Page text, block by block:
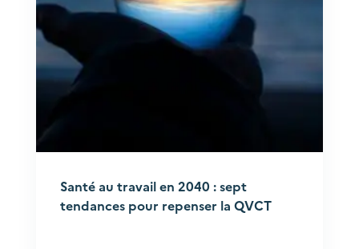
Santé au travail en 2040 : sept
tendances pour repenser la QVCT